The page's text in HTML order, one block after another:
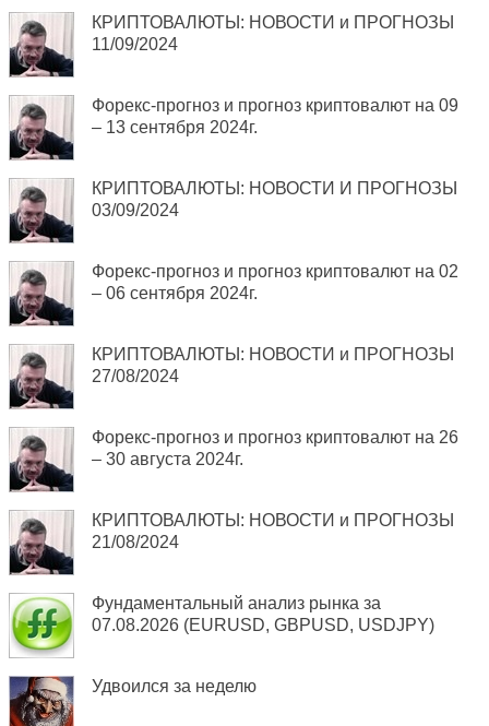
КРИПТОВАЛЮТЫ: НОВОСТИ и ПРОГНОЗЫ
11/09/2024
Форекс-прогноз и прогноз криптовалют на 09
– 13 сентября 2024г.
КРИПТОВАЛЮТЫ: НОВОСТИ И ПРОГНОЗЫ
03/09/2024
Форекс-прогноз и прогноз криптовалют на 02
– 06 сентября 2024г.
КРИПТОВАЛЮТЫ: НОВОСТИ и ПРОГНОЗЫ
27/08/2024
Форекс-прогноз и прогноз криптовалют на 26
– 30 августа 2024г.
КРИПТОВАЛЮТЫ: НОВОСТИ и ПРОГНОЗЫ
21/08/2024
Фундаментальный анализ рынка за
07.08.2026 (EURUSD, GBPUSD, USDJPY)
Удвоился за неделю